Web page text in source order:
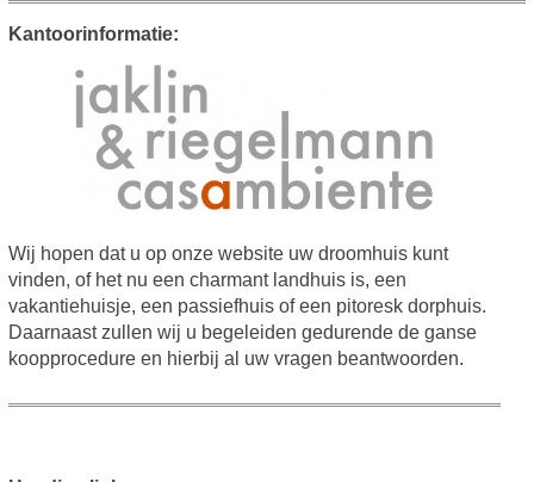
Kantoorinformatie:
Wij hopen dat u op onze website uw droomhuis kunt
vinden, of het nu een charmant landhuis is, een
vakantiehuisje, een passiefhuis of een pitoresk dorphuis.
Daarnaast zullen wij u begeleiden gedurende de ganse
koopprocedure en hierbij al uw vragen beantwoorden.